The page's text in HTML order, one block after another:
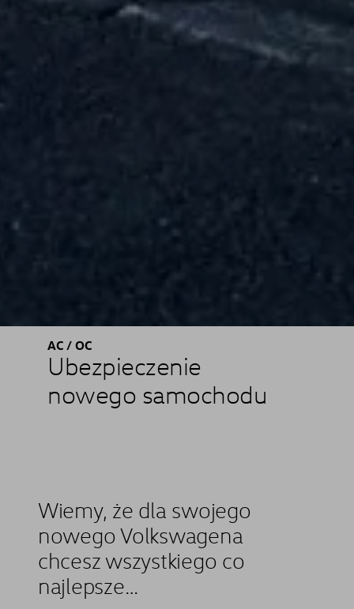
AC / OC
Ubezpieczenie
nowego samochodu
Wiemy, że dla swojego
nowego Volkswagena
chcesz wszystkiego co
najlepsze…